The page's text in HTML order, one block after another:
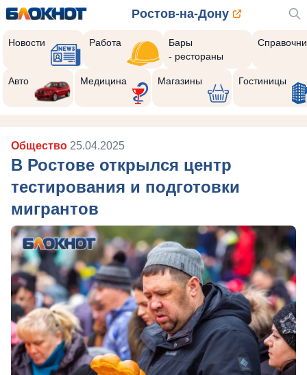
Ростов-на-Дону
Новости Работа
Бары
- рестораны
Авто Медицина Магазины Гостиницы
Общество 25.04.2025
В Ростове открылся центр
тестирования и подготовки
мигрантов